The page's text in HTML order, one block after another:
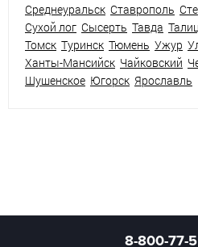
Среднеуральск Ставрополь
Сухой лог Сысерть Тавда
Томск Туринск Тюмень Ужур
Ханты-Мансийск Чайковский
Шушенское Югорск Ярославль
8-800-77-